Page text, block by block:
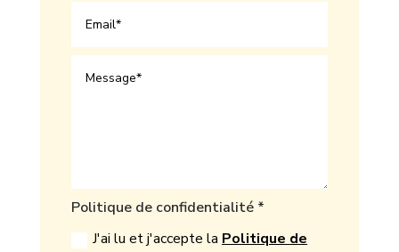
Politique de confidentialité *
J'ai lu et j'accepte laPolitique de